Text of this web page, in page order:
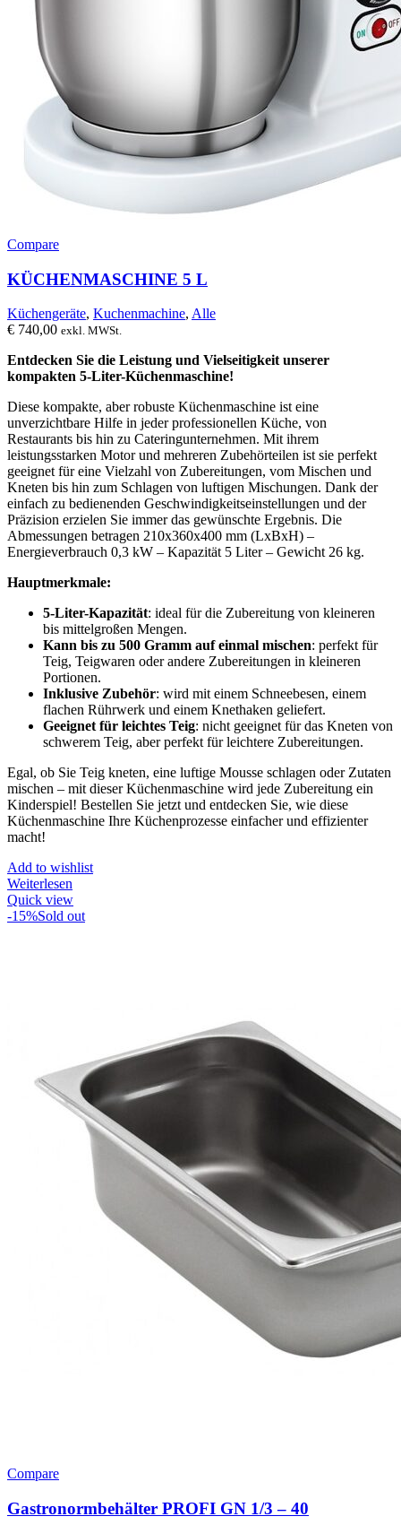
Compare
KÜCHENMASCHINE 5 L
Küchengeräte, Kuchenmachine, Alle
€ 740,00 exkl. MWSt.
Entdecken Sie die Leistung und Vielseitigkeit unserer
kompakten 5-Liter-Küchenmaschine!
Diese kompakte, aber robuste Küchenmaschine ist eine
unverzichtbare Hilfe in jeder professionellen Küche, von
Restaurants bis hin zu Cateringunternehmen. Mit ihrem
leistungsstarken Motor und mehreren Zubehörteilen ist sie perfekt
geeignet für eine Vielzahl von Zubereitungen, vom Mischen und
Kneten bis hin zum Schlagen von luftigen Mischungen. Dank der
einfach zu bedienenden Geschwindigkeitseinstellungen und der
Präzision erzielen Sie immer das gewünschte Ergebnis. Die
Abmessungen betragen 210x360x400 mm (LxBxH) –
Energieverbrauch 0,3 kW – Kapazität 5 Liter – Gewicht 26 kg.
Hauptmerkmale:
5-Liter-Kapazität: ideal für die Zubereitung von kleineren
bis mittelgroßen Mengen.
Kann bis zu 500 Gramm auf einmal mischen: perfekt für
Teig, Teigwaren oder andere Zubereitungen in kleineren
Portionen.
Inklusive Zubehör: wird mit einem Schneebesen, einem
flachen Rührwerk und einem Knethaken geliefert.
Geeignet für leichtes Teig: nicht geeignet für das Kneten von
schwerem Teig, aber perfekt für leichtere Zubereitungen.
Egal, ob Sie Teig kneten, eine luftige Mousse schlagen oder Zutaten
mischen – mit dieser Küchenmaschine wird jede Zubereitung ein
Kinderspiel! Bestellen Sie jetzt und entdecken Sie, wie diese
Küchenmaschine Ihre Küchenprozesse einfacher und effizienter
macht!
Add to wishlist
Weiterlesen
Quick view
-15%Sold out
Compare
Gastronormbehälter PROFI GN 1/3 – 40